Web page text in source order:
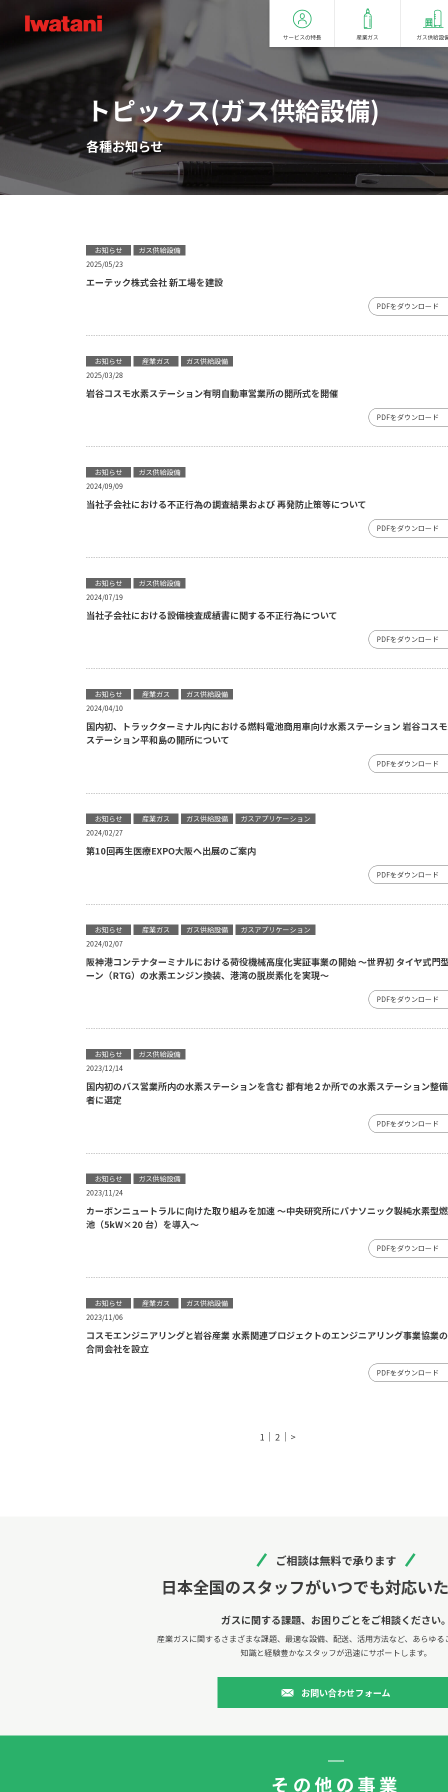
サービスの特長 産業ガス ガス供給設
トピックス(ガス供給設備)
各種お知らせ
お知らせ
ガス供給設備
2025/05/23
エーテック株式会社 新工場を建設
PDFをダウンロード
お知らせ 産業ガス
ガス供給設備
2025/03/28
岩谷コスモ水素ステーション有明自動車営業所の開所式を開催
PDFをダウンロード
お知らせ
ガス供給設備
2024/09/09
当社子会社における不正行為の調査結果および 再発防止策等について
PDFをダウンロード
お知らせ
ガス供給設備
2024/07/19
当社子会社における設備検査成績書に関する不正行為について
PDFをダウンロード
お知らせ 産業ガス
ガス供給設備
2024/04/10
国内初、トラックターミナル内における燃料電池商用車向け水素ステーション 岩谷コス
ステーション平和島の開所について
PDFをダウンロード
お知らせ 産業ガス ガス供給設備
ガスアプリケーション
2024/02/27
第10回再生医療EXPO大阪へ出展のご案内
PDFをダウンロード
お知らせ 産業ガス ガス供給設備
ガスアプリケーション
2024/02/07
阪神港コンテナターミナルにおける荷役機械高度化実証事業の開始 ～世界初 タイヤ式門
ーン（RTG）の水素エンジン換装、港湾の脱炭素化を実現～
PDFをダウンロード
お知らせ
ガス供給設備
2023/12/14
国内初のバス営業所内の水素ステーションを含む 都有地２か所での水素ステーション整
者に選定
PDFをダウンロード
お知らせ
ガス供給設備
2023/11/24
カーボンニュートラルに向けた取り組みを加速 ～中央研究所にパナソニック製純水素型
池（5kW×20 台）を導入～
PDFをダウンロード
お知らせ 産業ガス
ガス供給設備
2023/11/06
コスモエンジニアリングと岩谷産業 水素関連プロジェクトのエンジニアリング事業協業
合同会社を設立
PDFをダウンロード
1 2 >
ご相談は無料で承ります
日本全国のスタッフがいつでも対応い
ガスに関する課題、 お困りごとをご相談ください
産業ガスに関するさまざまな課題、最適な設備、配送、活用方法など、あらゆる
知識と経験豊かなスタッフが迅速にサポートします。
お問い合わせフォーム
その他の事業